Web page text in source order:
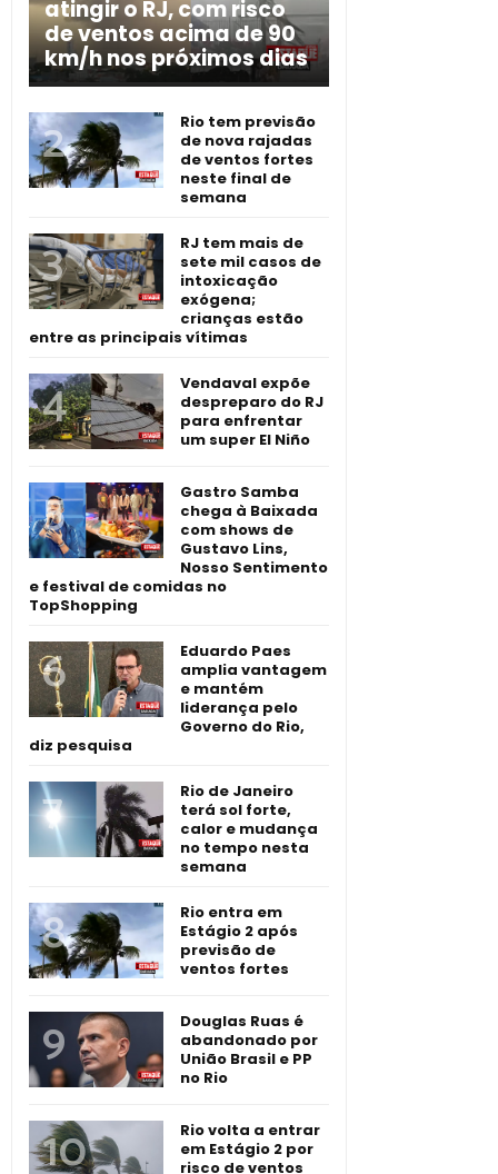
atingir o RJ, com risco
de ventos acima de 90
km/h nos próximos dias
Rio tem previsão
de nova rajadas
de ventos fortes
neste final de
semana
RJ tem mais de
sete mil casos de
intoxicação
exógena;
crianças estão
entre as principais vítimas
Vendaval expõe
despreparo do RJ
para enfrentar
um super El Niño
Gastro Samba
chega à Baixada
com shows de
Gustavo Lins,
Nosso Sentimento
e festival de comidas no
TopShopping
Eduardo Paes
amplia vantagem
e mantém
liderança pelo
Governo do Rio,
diz pesquisa
Rio de Janeiro
terá sol forte,
calor e mudança
no tempo nesta
semana
Rio entra em
Estágio 2 após
previsão de
ventos fortes
Douglas Ruas é
abandonado por
União Brasil e PP
no Rio
Rio volta a entrar
em Estágio 2 por
risco de ventos